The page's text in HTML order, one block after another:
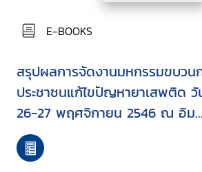
E-BOOKS
สรุปผลการจัดงานมหกรรมขบวน
ประชาชนแก้ไขปัญหายาเสพติด
26-27 พฤศจิกายน 2546 ณ อิม
แพ็ค เมืองทองธานี